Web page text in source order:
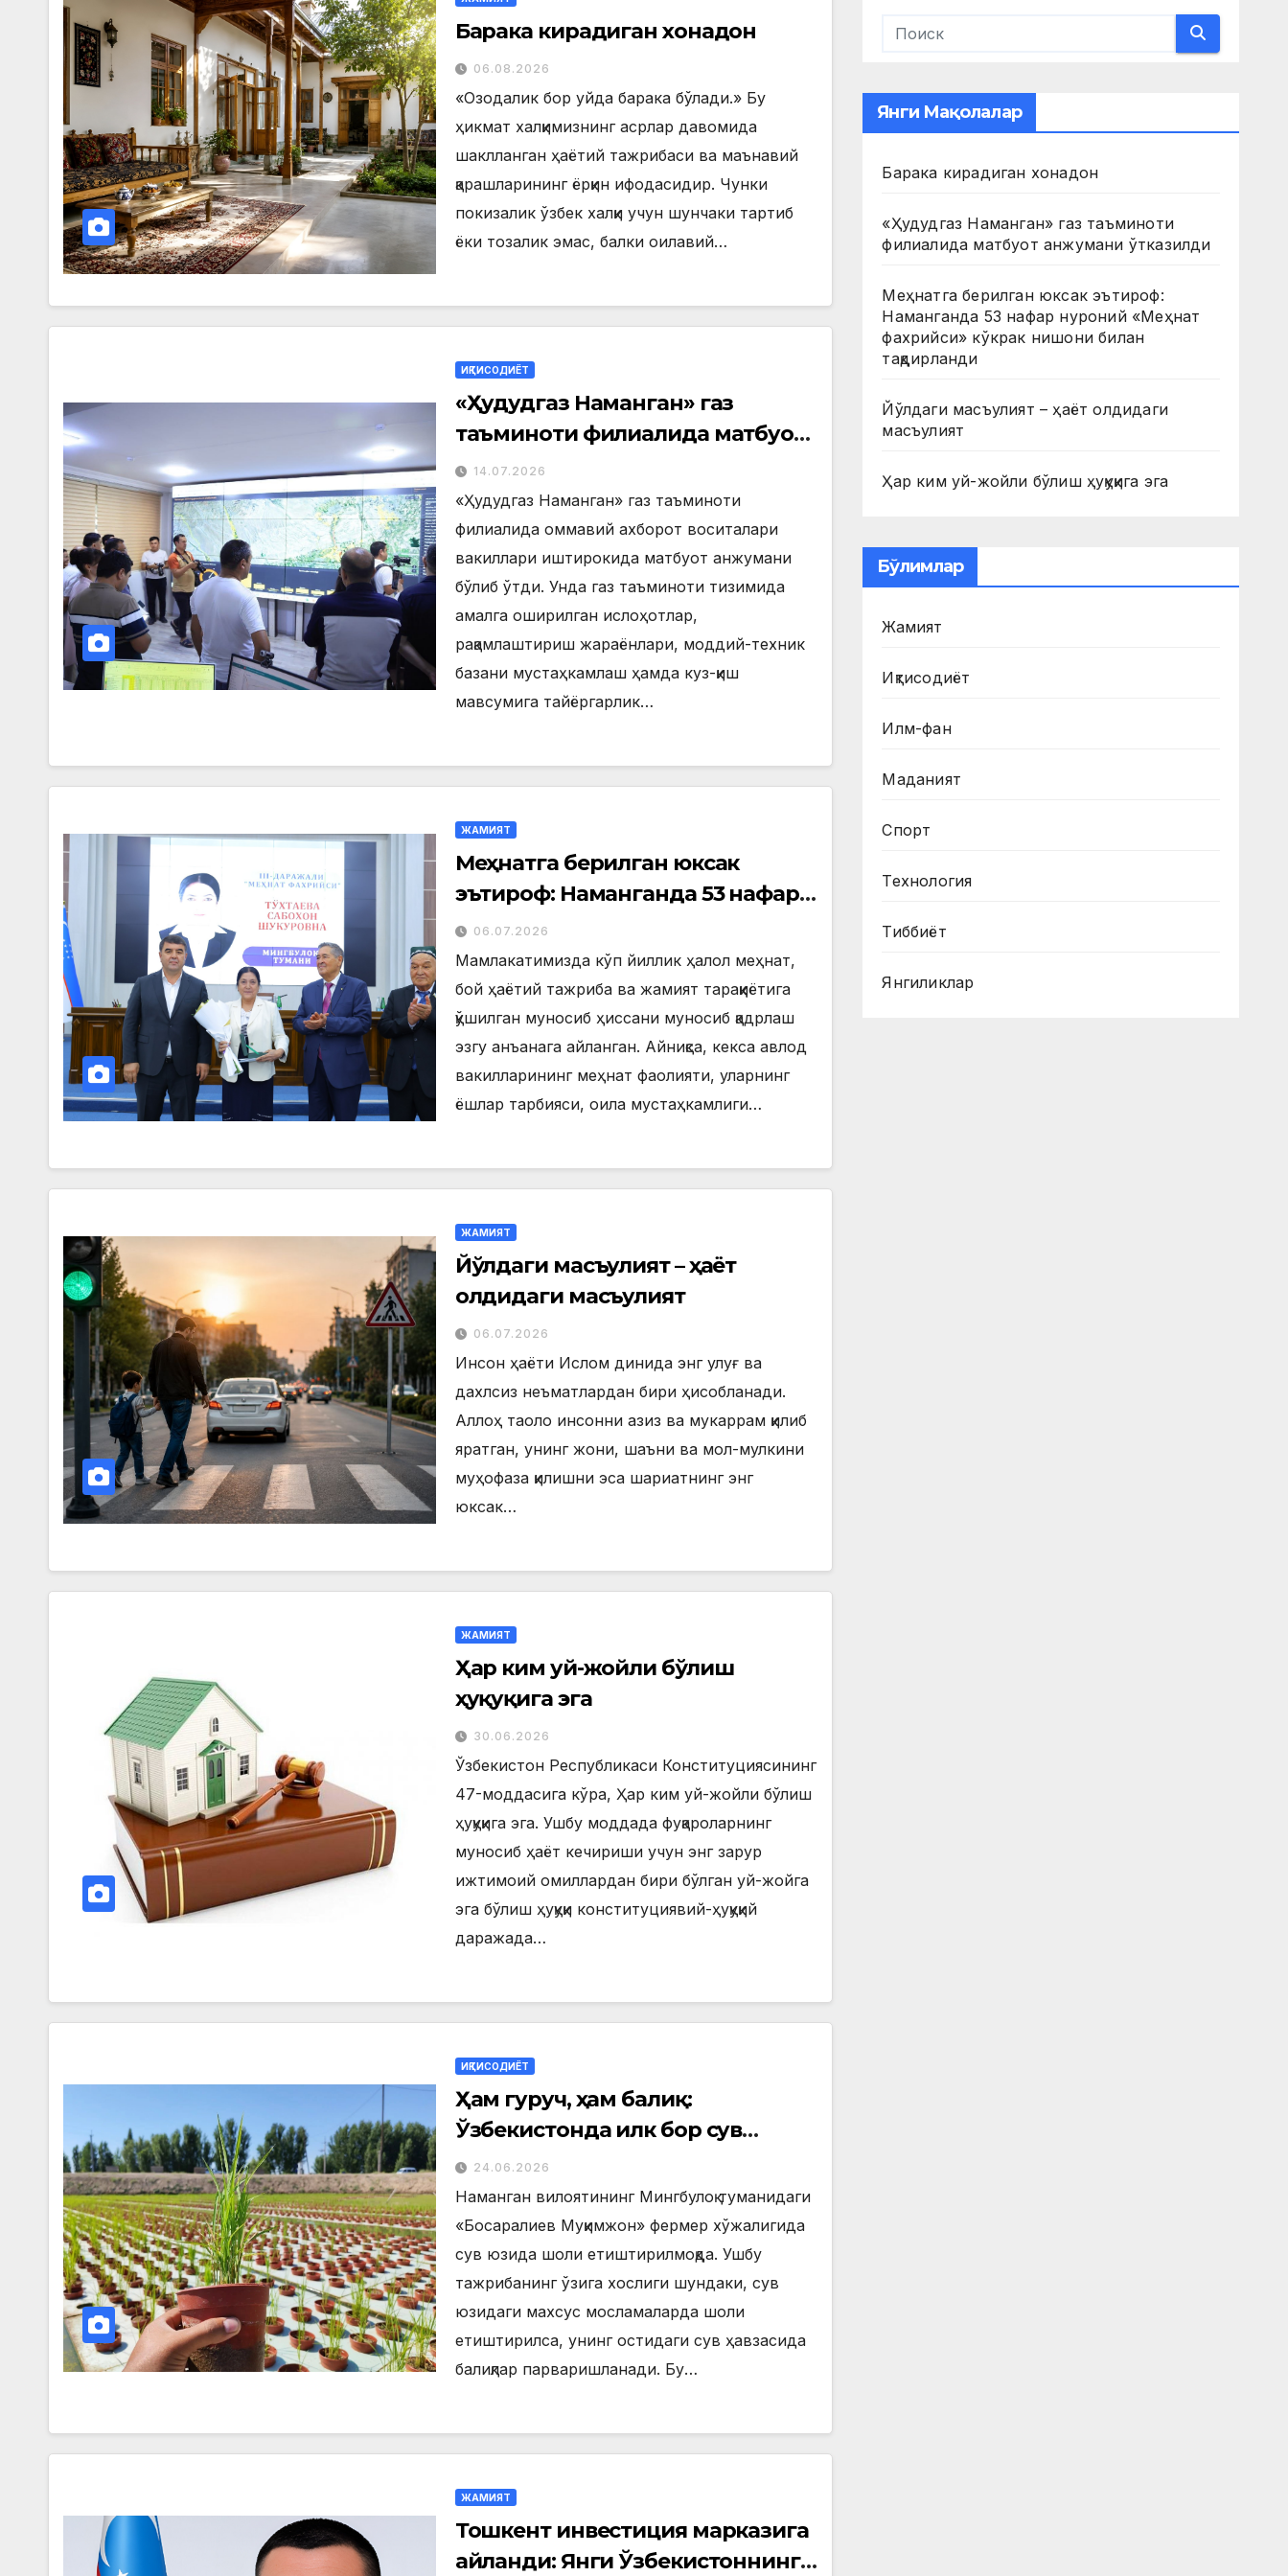
Барака кирадиган хонадон
06.08.2026
«Озодалик бор уйда барака бўлади.» Бу
ҳикмат халқимизнинг асрлар давомида
шаклланган ҳаётий тажрибаси ва маънавий
қарашларининг ёрқин ифодасидир. Чунки
покизалик ўзбек халқи учун шунчаки тартиб
ёки тозалик эмас, балки оилавий…
ИҚТИСОДИЁТ
«Ҳудудгаз Наманган» газ
таъминоти филиалида матбуот
анжумани ўтказилди
14.07.2026
«Ҳудудгаз Наманган» газ таъминоти
филиалида оммавий ахборот воситалари
вакиллари иштирокида матбуот анжумани
бўлиб ўтди. Унда газ таъминоти тизимида
амалга оширилган ислоҳотлар,
рақамлаштириш жараёнлари, моддий-техник
базани мустаҳкамлаш ҳамда куз-қиш
мавсумига тайёргарлик…
ЖАМИЯТ
Меҳнатга берилган юксак
эътироф: Наманганда 53 нафар
нуроний «Меҳнат фахрийси»
кўкрак нишони билан
тақдирланди
06.07.2026
Мамлакатимизда кўп йиллик ҳалол меҳнат,
бой ҳаётий тажриба ва жамият тараққиётига
қўшилган муносиб ҳиссани муносиб қадрлаш
эзгу анъанага айланган. Айниқса, кекса авлод
вакилларининг меҳнат фаолияти, уларнинг
ёшлар тарбияси, оила мустаҳкамлиги…
ЖАМИЯТ
Йўлдаги масъулият – ҳаёт
олдидаги масъулият
06.07.2026
Инсон ҳаёти Ислом динида энг улуғ ва
дахлсиз неъматлардан бири ҳисобланади.
Аллоҳ таоло инсонни азиз ва мукаррам қилиб
яратган, унинг жони, шаъни ва мол-мулкини
муҳофаза қилишни эса шариатнинг энг
юксак…
ЖАМИЯТ
Ҳар ким уй-жойли бўлиш
ҳуқуқига эга
30.06.2026
Ўзбекистон Республикаси Конституциясининг
47-моддасига кўра, Ҳар ким уй-жойли бўлиш
ҳуқуқига эга. Ушбу моддада фуқароларнинг
муносиб ҳаёт кечириши учун энг зарур
ижтимоий омиллардан бири бўлган уй-жойга
эга бўлиш ҳуқуқи конституциявий-ҳуқуқий
даражада…
ИҚТИСОДИЁТ
Ҳам гуруч, ҳам балиқ:
Ўзбекистонда илк бор сув
юзида шоли етиштирилмоқда
24.06.2026
Наманган вилоятининг Мингбулоқ туманидаги
«Босаралиев Муқимжон» фермер хўжалигида
сув юзида шоли етиштирилмоқда. Ушбу
тажрибанинг ўзига хослиги шундаки, сув
юзидаги махсус мосламаларда шоли
етиштирилса, унинг остидаги сув ҳавзасида
балиқлар парваришланади. Бу…
ЖАМИЯТ
Тошкент инвестиция марказига
айланди: Янги Ўзбекистоннинг
Янги Мақолалар
Барака кирадиган хонадон
«Ҳудудгаз Наманган» газ таъминоти
филиалида матбуот анжумани ўтказилди
Меҳнатга берилган юксак эътироф:
Наманганда 53 нафар нуроний «Меҳнат
фахрийси» кўкрак нишони билан
тақдирланди
Йўлдаги масъулият – ҳаёт олдидаги
масъулият
Ҳар ким уй-жойли бўлиш ҳуқуқига эга
Бўлимлар
Жамият
Иқтисодиёт
Илм-фан
Маданият
Спорт
Технология
Тиббиёт
Янгиликлар